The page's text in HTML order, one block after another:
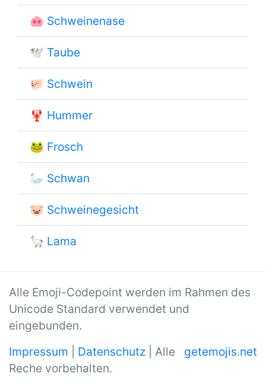
🐽 Schweinenase
🕊 Taube
🐖 Schwein
🦞 Hummer
🐸 Frosch
🦢 Schwan
🐷 Schweinegesicht
🦙 Lama
Alle Emoji-Codepoint werden im Rahmen des
Unicode Standard verwendet und
eingebunden.
getemojis.net
Impressum Datenschutz | Alle
Reche vorbehalten.